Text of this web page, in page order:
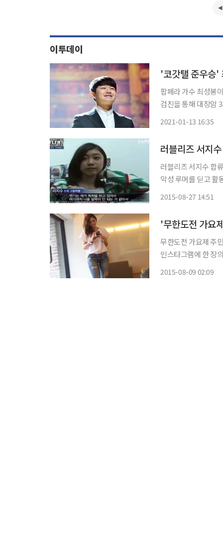
이투데이
'코갓탤 준우승
팝페라 가수 최성봉이 암 투병 중이다. 소속사 봉
검진을 통해 대장암
2021-01-13 16:35
러블리즈 서지
러블리즈 서지수 합류, 어릴적 '
악성 루머를 딛고 활
2015-08-27 14:51
'무한도전 가요
무한도전 가요제 주민정
인스타그램에 한 장
2015-08-09 02:09